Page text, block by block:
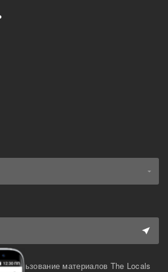
материалов The Locals